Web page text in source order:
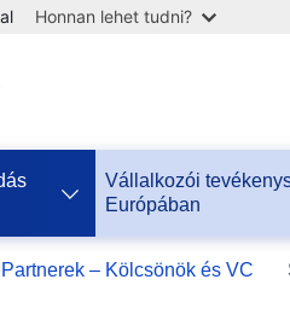
Honnan lehet tudni?
Vállalkozói
Európában
– Kölcsönök és VC